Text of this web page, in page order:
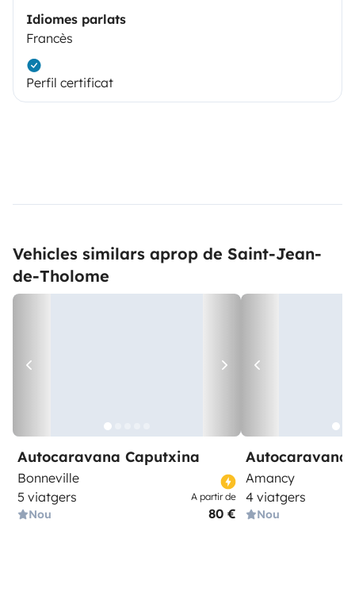
Idiomes parlats
Francès
Perfil certificat
Vehicles similars aprop de Saint-Jean-
de-Tholome
Autocaravana Caputxina
Bonneville
5 viatgers
Nou
A partir de
80 €
Autocaravana
Amancy
4 viatgers
Nou